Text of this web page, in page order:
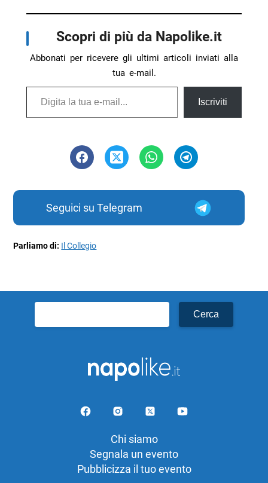
Scopri di più da Napolike.it
Abbonati per ricevere gli ultimi articoli inviati alla
tua e-mail.
Digita la tua e-mail...
Iscriviti
Seguici su Telegram
Parliamo di: Il Collegio
per:
Chi siamo
Segnala un evento
Pubblicizza il tuo evento